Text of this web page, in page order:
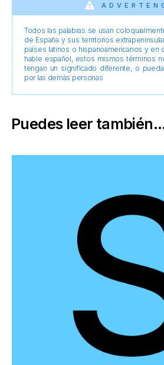
Todos las palabras se usan
de España y sus territorios
países latinos o hispanoamericanos y en
hable español, estos mismos términos
tengan un significado diferente, o
por las demás personas
Puedes leer